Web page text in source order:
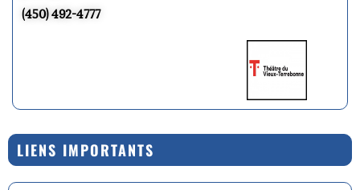
(450) 492-4777
LIENS IMPORTANTS